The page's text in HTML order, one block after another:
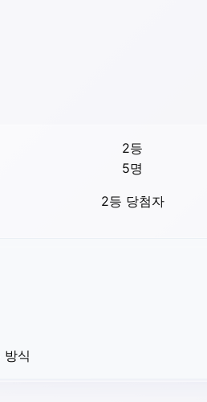
2등
5명
2등 당첨자
방식